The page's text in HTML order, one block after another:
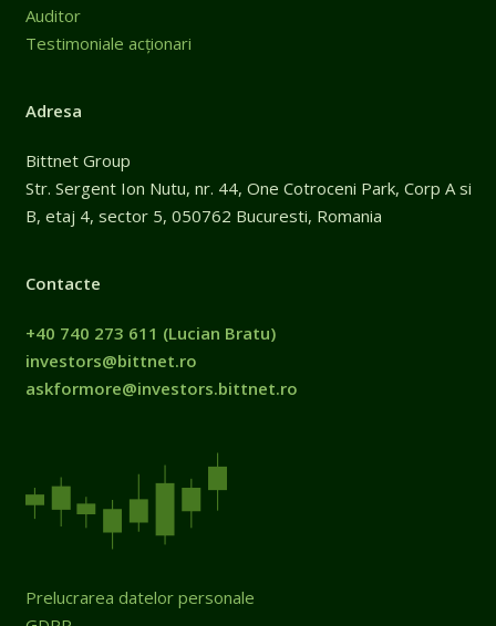
Auditor
Testimoniale acționari
Adresa
Bittnet Group
Str. Sergent Ion Nutu, nr. 44, One Cotroceni Park, Corp A si
B, etaj 4, sector 5, 050762 Bucuresti, Romania
Contacte
+40 740 273 611 (Lucian Bratu)
investors@bittnet.ro
askformore@investors.bittnet.ro
Prelucrarea datelor personale